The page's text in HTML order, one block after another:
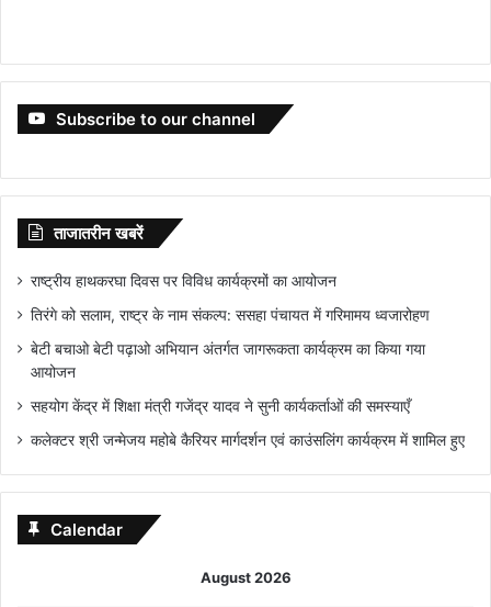
Subscribe to our channel
ताजातरीन खबरें
राष्ट्रीय हाथकरघा दिवस पर विविध कार्यक्रमों का आयोजन
तिरंगे को सलाम, राष्ट्र के नाम संकल्प: ससहा पंचायत में गरिमामय ध्वजारोहण
बेटी बचाओ बेटी पढ़ाओ अभियान अंतर्गत जागरूकता कार्यक्रम का किया गया
आयोजन
सहयोग केंद्र में शिक्षा मंत्री गजेंद्र यादव ने सुनी कार्यकर्ताओं की समस्याएँ
कलेक्टर श्री जन्मेजय महोबे कैरियर मार्गदर्शन एवं काउंसलिंग कार्यक्रम में शामिल हुए
Calendar
August 2026